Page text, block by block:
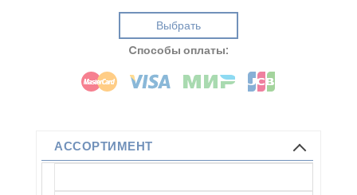
Выбрать
Cпособы оплаты:
АССОРТИМЕНТ